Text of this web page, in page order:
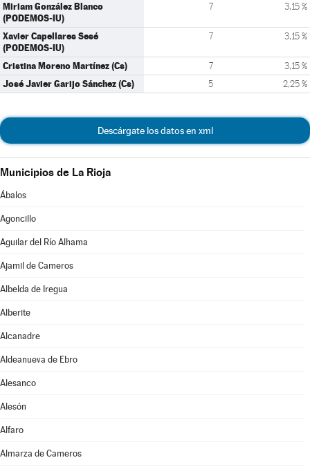
Miriam González Blanco
(PODEMOS-IU)
7 3,15 %
Xavier Capellares Sesé
(PODEMOS-IU)
7 3,15 %
Cristina Moreno Martínez (Cs) 7 3,15 %
José Javier Garijo Sánchez (Cs) 5 2,25 %
Descárgate los datos en xml
Municipios de La Rioja
Ábalos
Agoncillo
Aguilar del Río Alhama
Ajamil de Cameros
Albelda de Iregua
Alberite
Alcanadre
Aldeanueva de Ebro
Alesanco
Alesón
Alfaro
Almarza de Cameros